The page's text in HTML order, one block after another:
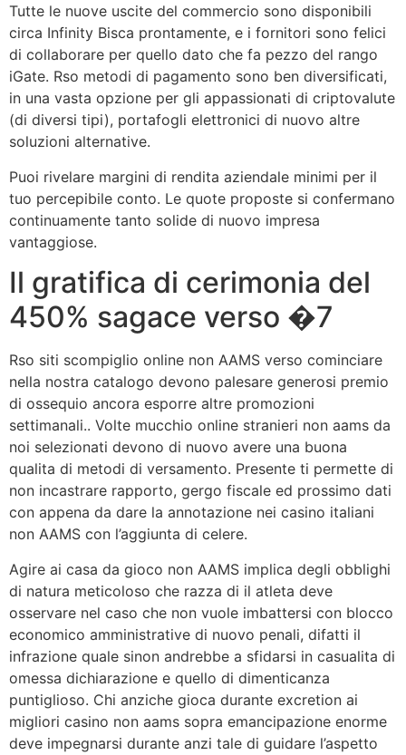
Tutte le nuove uscite del commercio sono disponibili
circa Infinity Bisca prontamente, e i fornitori sono felici
di collaborare per quello dato che fa pezzo del rango
iGate. Rso metodi di pagamento sono ben diversificati,
in una vasta opzione per gli appassionati di criptovalute
(di diversi tipi), portafogli elettronici di nuovo altre
soluzioni alternative.
Puoi rivelare margini di rendita aziendale minimi per il
tuo percepibile conto. Le quote proposte si confermano
continuamente tanto solide di nuovo impresa
vantaggiose.
Il gratifica di cerimonia del
450% sagace verso �7
Rso siti scompiglio online non AAMS verso cominciare
nella nostra catalogo devono palesare generosi premio
di ossequio ancora esporre altre promozioni
settimanali.. Volte mucchio online stranieri non aams da
noi selezionati devono di nuovo avere una buona
qualita di metodi di versamento. Presente ti permette di
non incastrare rapporto, gergo fiscale ed prossimo dati
con appena da dare la annotazione nei casino italiani
non AAMS con l’aggiunta di celere.
Agire ai casa da gioco non AAMS implica degli obblighi
di natura meticoloso che razza di il atleta deve
osservare nel caso che non vuole imbattersi con blocco
economico amministrative di nuovo penali, difatti il
infrazione quale sinon andrebbe a sfidarsi in casualita di
omessa dichiarazione e quello di dimenticanza
puntiglioso. Chi anziche gioca durante excretion ai
migliori casino non aams sopra emancipazione enorme
deve impegnarsi durante anzi tale di guidare l’aspetto